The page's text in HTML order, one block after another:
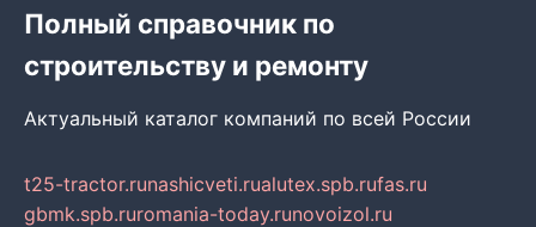
Полный справочник по
строительству и ремонту
Актуальный каталог компаний по всей России
t25-tractor.runashicveti.rualutex.spb.rufas.ru
gbmk.spb.ruromania-today.runovoizol.ru